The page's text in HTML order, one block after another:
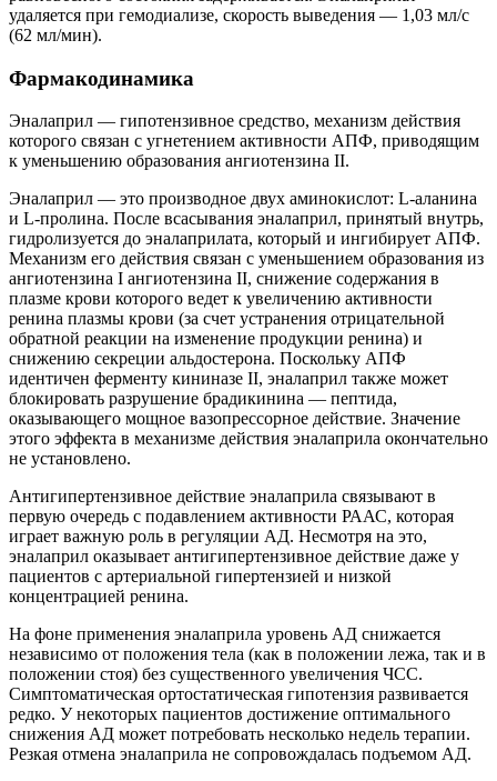
удаляется при гемодиализе, скорость выведения — 1,03 мл/с
(62 мл/мин).
Фармакодинамика
Эналаприл — гипотензивное средство, механизм действия
которого связан с угнетением активности АПФ, приводящим
к уменьшению образования ангиотензина II.
Эналаприл — это производное двух аминокислот: L-аланина
и L-пролина. После всасывания эналаприл, принятый внутрь,
гидролизуется до эналаприлата, который и ингибирует АПФ.
Механизм его действия связан с уменьшением образования из
ангиотензина I ангиотензина II, снижение содержания в
плазме крови которого ведет к увеличению активности
ренина плазмы крови (за счет устранения отрицательной
обратной реакции на изменение продукции ренина) и
снижению секреции альдостерона. Поскольку АПФ
идентичен ферменту кининазе II, эналаприл также может
блокировать разрушение брадикинина — пептида,
оказывающего мощное вазопрессорное действие. Значение
этого эффекта в механизме действия эналаприла окончательно
не установлено.
Антигипертензивное действие эналаприла связывают в
первую очередь с подавлением активности РААС, которая
играет важную роль в регуляции АД. Несмотря на это,
эналаприл оказывает антигипертензивное действие даже у
пациентов с артериальной гипертензией и низкой
концентрацией ренина.
На фоне применения эналаприла уровень АД снижается
независимо от положения тела (как в положении лежа, так и в
положении стоя) без существенного увеличения ЧСС.
Симптоматическая ортостатическая гипотензия развивается
редко. У некоторых пациентов достижение оптимального
снижения АД может потребовать несколько недель терапии.
Резкая отмена эналаприла не сопровождалась подъемом АД.